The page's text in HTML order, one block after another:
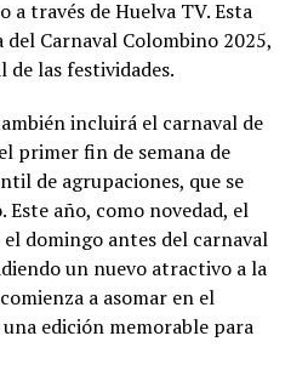
a través de Huelva TV. Esta
Carnaval Colombino 2025,
las festividades.
incluirá el carnaval de
primer fin de semana de
de agrupaciones, que se
año, como novedad, el
domingo antes del carnaval
un nuevo atractivo a la
a asomar en el
edición memorable para